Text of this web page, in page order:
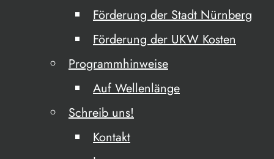
Förderung der Stadt Nürnberg
Förderung der UKW Kosten
Programmhinweise
Auf Wellenlänge
Schreib uns!
Kontakt